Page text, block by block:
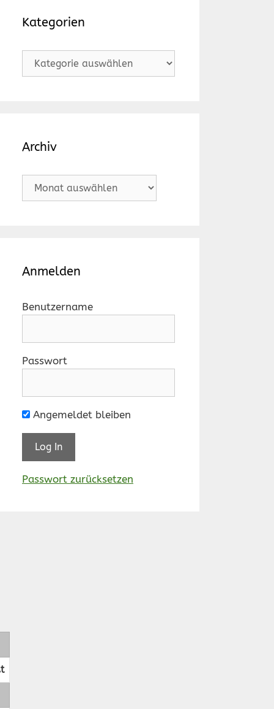
Kategorien
Kategorien
Archiv
Archiv
Anmelden
Benutzername
Passwort
Angemeldet bleiben
Passwort zurücksetzen